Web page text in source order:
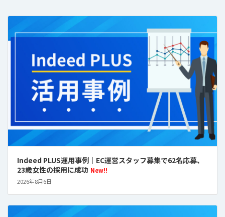
Indeed PLUS運用事例｜EC運営スタッフ募集で62名応募、
23歳女性の採用に成功 New!!
2026年8月6日